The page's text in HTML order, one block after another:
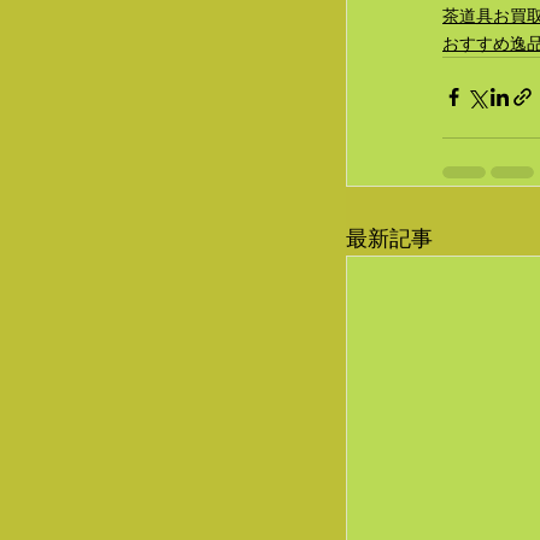
茶道具お買
おすすめ逸
最新記事